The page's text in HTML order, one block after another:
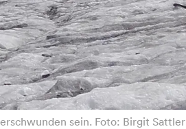
sein. Foto: Birgit Sattler